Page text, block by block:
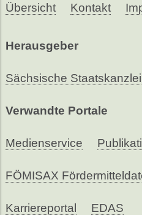
Übersicht Kontakt
Herausgeber
Sächsische Staatskanzlei
Verwandte Portale
Medienservice
FÖMISAX
Karriereportal EDAS